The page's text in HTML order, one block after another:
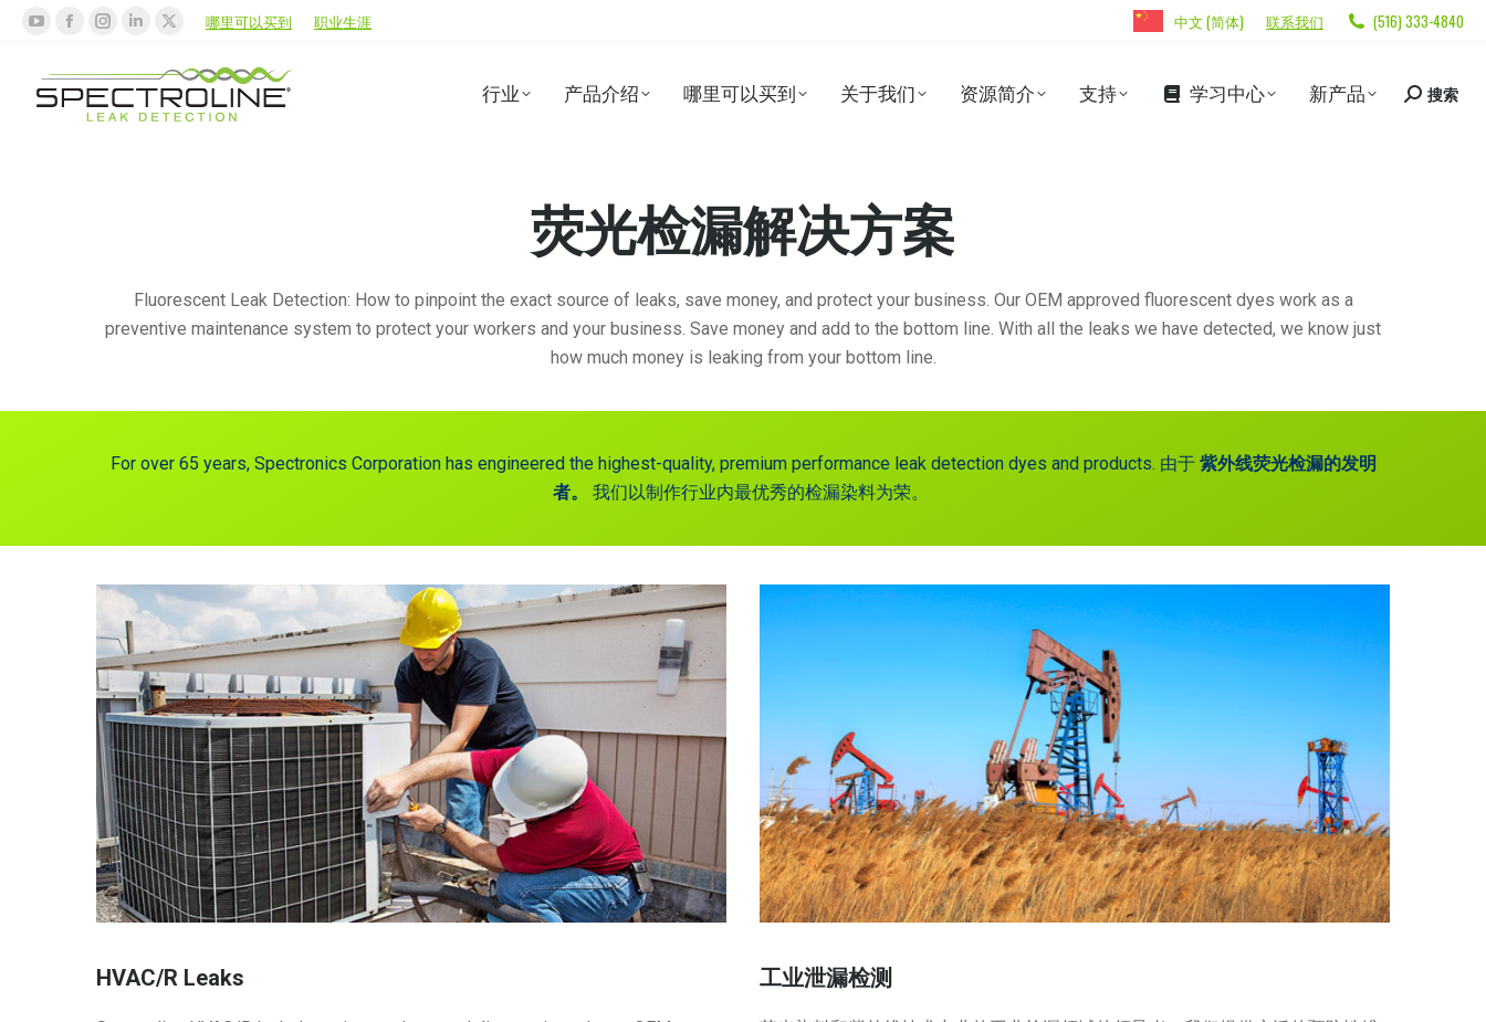
哪里可以买到 职业生涯 中文 (简体) 联系我们 (516) 333-4840
行业 产品介绍 哪里可以买到 关于我们 资源简介 支持 学习中心 新产品 搜索
荧光检漏解决方案
Fluorescent Leak Detection: How to pinpoint the exact source of leaks, save money, and protect your business. Our OEM approved fluorescent dyes work as a
preventive maintenance system to protect your workers and your business. Save money and add to the bottom line. With all the leaks we have detected, we know just
how much money is leaking from your bottom line.
For over 65 years, Spectronics Corporation has engineered the highest-quality, premium performance leak detection dyes and products. 由于紫外线荧光检漏的发明
者。 我们以制作行业内最优秀的检漏染料为荣。
HVAC/R Leaks 工业泄漏检测